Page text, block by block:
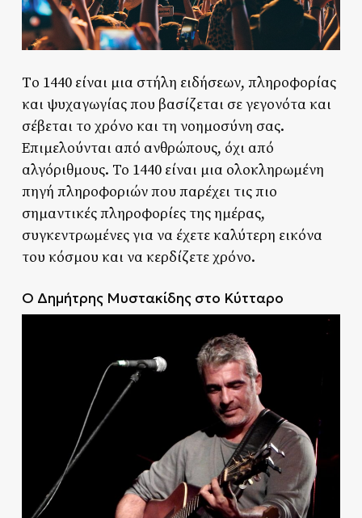
Tο 1440 είναι μια στήλη ειδήσεων, πληροφορίας
και ψυχαγωγίας που βασίζεται σε γεγονότα και
σέβεται το χρόνο και τη νοημοσύνη σας.
Επιμελούνται από ανθρώπους, όχι από
αλγόριθμους. Το 1440 είναι μια ολοκληρωμένη
πηγή πληροφοριών που παρέχει τις πιο
σημαντικές πληροφορίες της ημέρας,
συγκεντρωμένες για να έχετε καλύτερη εικόνα
του κόσμου και να κερδίζετε χρόνο.
O Δημήτρης Μυστακίδης στο Κύτταρο